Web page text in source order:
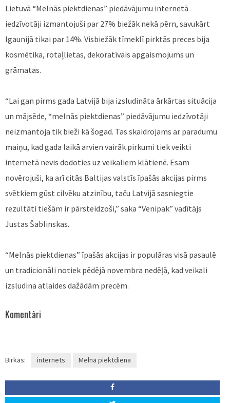
Lietuvā “Melnās piektdienas” piedāvājumu internetā
iedzīvotāji izmantojuši par 27% biežāk nekā pērn, savukārt
Igaunijā tikai par 14%. Visbiežāk tīmeklī pirktās preces bija
kosmētika, rotaļlietas, dekoratīvais apgaismojums un
grāmatas.
“Lai gan pirms gada Latvijā bija izsludināta ārkārtas situācija
un mājsēde, “melnās piektdienas” piedāvājumu iedzīvotāji
neizmantoja tik bieži kā šogad. Tas skaidrojams ar paradumu
maiņu, kad gada laikā arvien vairāk pirkumi tiek veikti
internetā nevis dodoties uz veikaliem klātienē. Esam
novērojuši, ka arī citās Baltijas valstīs īpašās akcijas pirms
svētkiem gūst cilvēku atzinību, taču Latvijā sasniegtie
rezultāti tiešām ir pārsteidzoši,” saka “Venipak” vadītājs
Justas Šablinskas.
“Melnās piektdienas” īpašās akcijas ir populāras visā pasaulē
un tradicionāli notiek pēdējā novembra nedēļā, kad veikali
izsludina atlaides dažādām precēm.
Komentāri
Birkas: internets Melnā piektdiena